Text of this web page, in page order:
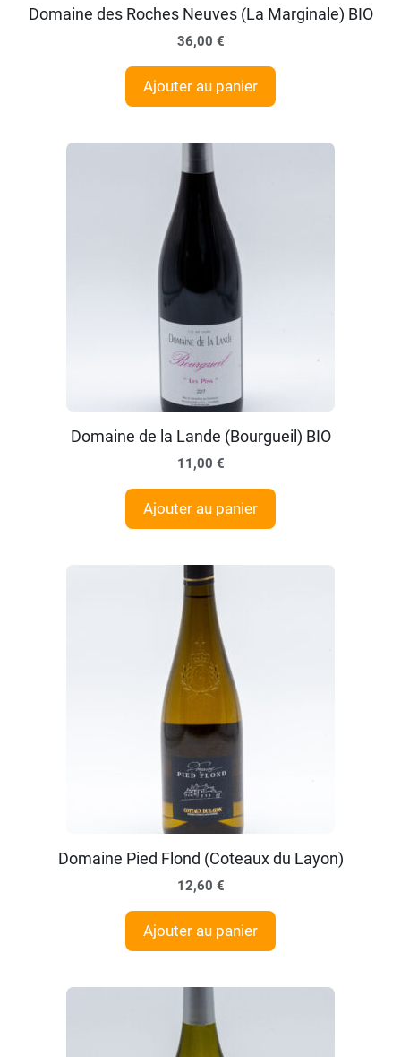
Domaine des Roches Neuves (La Marginale) BIO
36,00 €
Ajouter au panier
Domaine de la Lande (Bourgueil) BIO
11,00 €
Ajouter au panier
Domaine Pied Flond (Coteaux du Layon)
12,60 €
Ajouter au panier